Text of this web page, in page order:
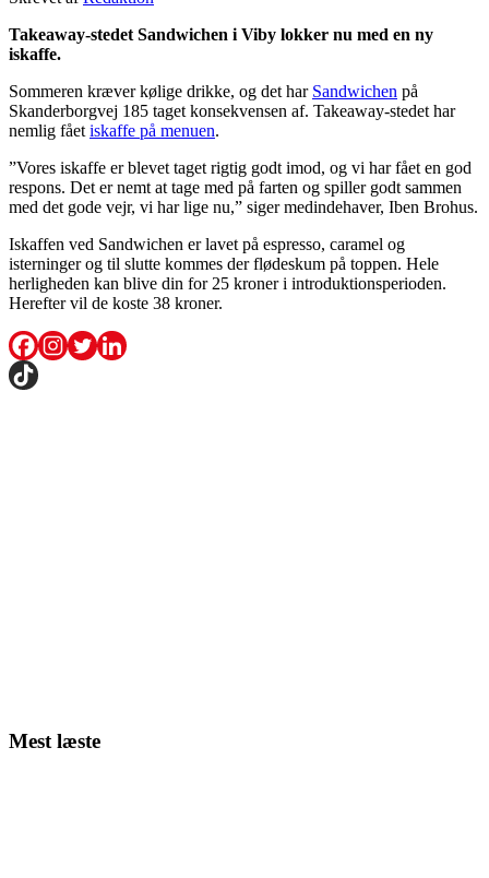
Takeaway-stedet Sandwichen i Viby lokker nu med en ny
iskaffe.
Sommeren kræver kølige drikke, og det har Sandwichen på
Skanderborgvej 185 taget konsekvensen af. Takeaway-stedet har
nemlig fåetiskaffe på menuen.
”Vores iskaffe er blevet taget rigtig godt imod, og vi har fået en god
respons. Det er nemt at tage med på farten og spiller godt sammen
med det gode vejr, vi har lige nu,” siger medindehaver, Iben Brohus.
Iskaffen ved Sandwichen er lavet på espresso, caramel og
isterninger og til slutte kommes der flødeskum på toppen. Hele
herligheden kan blive din for 25 kroner i introduktionsperioden.
Herefter vil de koste 38 kroner.
Mest læste